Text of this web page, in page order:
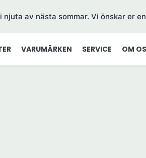
av nästa sommar. Vi önskar er
VARUMÄRKEN SERVICE OM